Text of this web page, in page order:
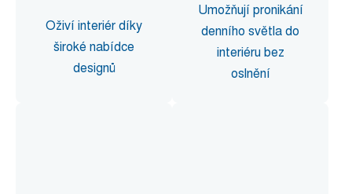
Oživí interiér díky
široké nabídce
designů
Umožňují pronikání
denního světla do
interiéru bez
oslnění